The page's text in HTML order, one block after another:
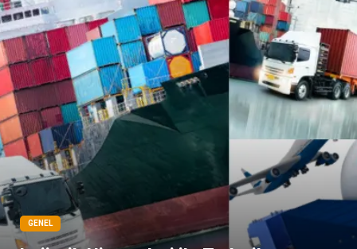
GENEL